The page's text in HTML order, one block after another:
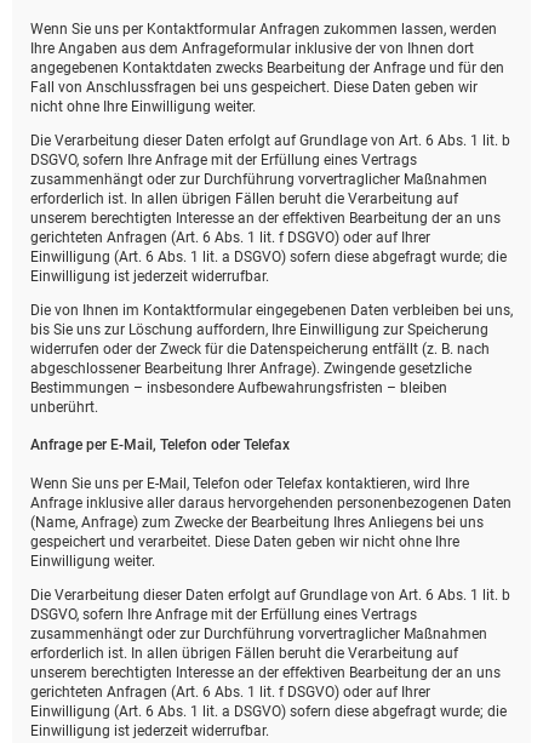
Wenn Sie uns per Kontaktformular Anfragen zukommen lassen, werden
Ihre Angaben aus dem Anfrageformular inklusive der von Ihnen dort
angegebenen Kontaktdaten zwecks Bearbeitung der Anfrage und für den
Fall von Anschlussfragen bei uns gespeichert. Diese Daten geben wir
nicht ohne Ihre Einwilligung weiter.
Die Verarbeitung dieser Daten erfolgt auf Grundlage von Art. 6 Abs. 1 lit. b
DSGVO, sofern Ihre Anfrage mit der Erfüllung eines Vertrags
zusammenhängt oder zur Durchführung vorvertraglicher Maßnahmen
erforderlich ist. In allen übrigen Fällen beruht die Verarbeitung auf
unserem berechtigten Interesse an der effektiven Bearbeitung der an uns
gerichteten Anfragen (Art. 6 Abs. 1 lit. f DSGVO) oder auf Ihrer
Einwilligung (Art. 6 Abs. 1 lit. a DSGVO) sofern diese abgefragt wurde; die
Einwilligung ist jederzeit widerrufbar.
Die von Ihnen im Kontaktformular eingegebenen Daten verbleiben bei uns,
bis Sie uns zur Löschung auffordern, Ihre Einwilligung zur Speicherung
widerrufen oder der Zweck für die Datenspeicherung entfällt (z. B. nach
abgeschlossener Bearbeitung Ihrer Anfrage). Zwingende gesetzliche
Bestimmungen – insbesondere Aufbewahrungsfristen – bleiben
unberührt.
Anfrage per E-Mail, Telefon oder Telefax
Wenn Sie uns per E-Mail, Telefon oder Telefax kontaktieren, wird Ihre
Anfrage inklusive aller daraus hervorgehenden personenbezogenen Daten
(Name, Anfrage) zum Zwecke der Bearbeitung Ihres Anliegens bei uns
gespeichert und verarbeitet. Diese Daten geben wir nicht ohne Ihre
Einwilligung weiter.
Die Verarbeitung dieser Daten erfolgt auf Grundlage von Art. 6 Abs. 1 lit. b
DSGVO, sofern Ihre Anfrage mit der Erfüllung eines Vertrags
zusammenhängt oder zur Durchführung vorvertraglicher Maßnahmen
erforderlich ist. In allen übrigen Fällen beruht die Verarbeitung auf
unserem berechtigten Interesse an der effektiven Bearbeitung der an uns
gerichteten Anfragen (Art. 6 Abs. 1 lit. f DSGVO) oder auf Ihrer
Einwilligung (Art. 6 Abs. 1 lit. a DSGVO) sofern diese abgefragt wurde; die
Einwilligung ist jederzeit widerrufbar.